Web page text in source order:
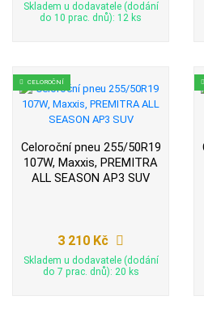
Skladem u dodavatele (dodání
do 10 prac. dnů): 12 ks
CELOROČNÍ
Celoroční pneu 255/50R19
107W, Maxxis, PREMITRA
ALL SEASON AP3 SUV
3 210 Kč
Skladem u dodavatele (dodání
do 7 prac. dnů): 20 ks